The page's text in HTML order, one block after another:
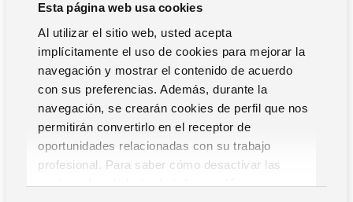
Esta página web usa cookies
Al utilizar el sitio web, usted acepta
implícitamente el uso de cookies para mejorar la
navegación y mostrar el contenido de acuerdo
con sus preferencias. Además, durante la
navegación, se crearán cookies de perfil que nos
permitirán convertirlo en el receptor de
oportunidades relacionadas con su trabajo
profesional. Para saber cómo desactivar las
cookies,Lea la hoja de información.
Oficina de Logroño
C/ Piqueras nº 31, 2º C-D
26004
Logroño – La Rioja
Teléfono +34 94 427 13 62
Oficina de Madrid